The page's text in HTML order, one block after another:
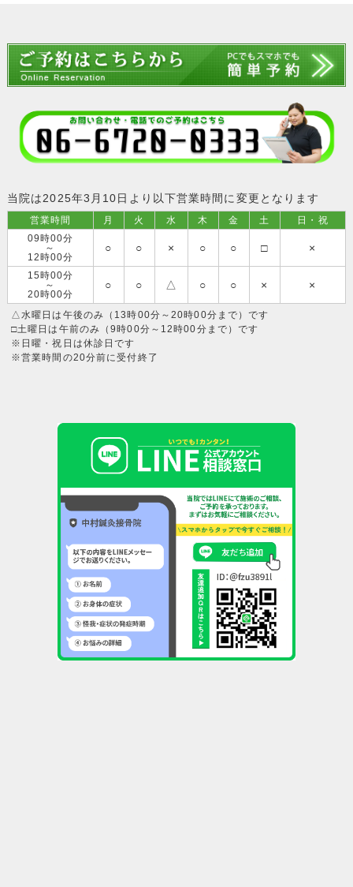
当院は2025年3月10日より以下営業時間に変更となります
営業時間 月 火 水 木 金 土
日・祝
09時00分
～
12時00分
○ ○ × ○ ○ □ ×
15時00分
～
20時00分
○ ○ △ ○ ○ × ×
△水曜日は午後のみ（13時00分～20時00分まで）です
□土曜日は午前のみ（9時00分～12時00分まで）です
※日曜・祝日は休診日です
※営業時間の20分前に受付終了